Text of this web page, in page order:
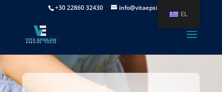
+30 22860 32430 info@vitaepsilon.gr
EL